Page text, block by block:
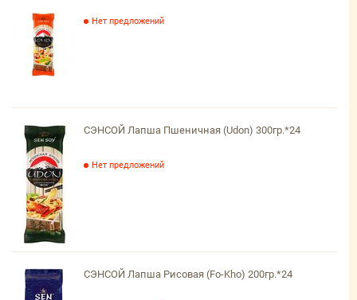
Нет предложений
СЭНСОЙ Лапша Пшеничная (Udon) 300гр.*24
Нет предложений
СЭНСОЙ Лапша Рисовая (Fo-Kho) 200гр.*24